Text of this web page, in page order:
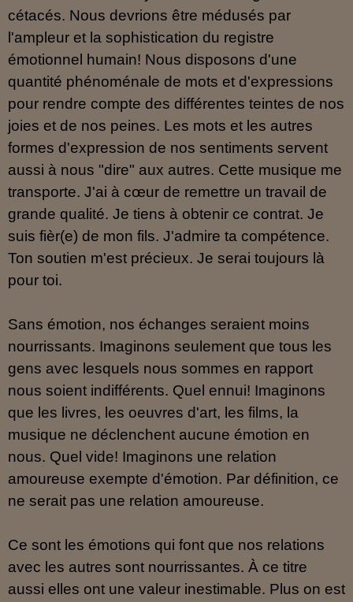
cétacés. Nous devrions être médusés par
l'ampleur et la sophistication du registre
émotionnel humain! Nous disposons d'une
quantité phénoménale de mots et d'expressions
pour rendre compte des différentes teintes de nos
joies et de nos peines. Les mots et les autres
formes d'expression de nos sentiments servent
aussi à nous "dire" aux autres. Cette musique me
transporte. J'ai à cœur de remettre un travail de
grande qualité. Je tiens à obtenir ce contrat. Je
suis fièr(e) de mon fils. J'admire ta compétence.
Ton soutien m'est précieux. Je serai toujours là
pour toi.
Sans émotion, nos échanges seraient moins
nourrissants. Imaginons seulement que tous les
gens avec lesquels nous sommes en rapport
nous soient indifférents. Quel ennui! Imaginons
que les livres, les oeuvres d'art, les films, la
musique ne déclenchent aucune émotion en
nous. Quel vide! Imaginons une relation
amoureuse exempte d'émotion. Par définition, ce
ne serait pas une relation amoureuse.
Ce sont les émotions qui font que nos relations
avec les autres sont nourrissantes. À ce titre
aussi elles ont une valeur inestimable. Plus on est